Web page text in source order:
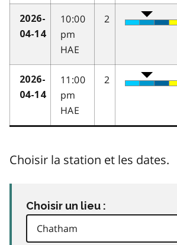
2026-
04-14
10:00
pm
HAE
2
2026-
04-14
11:00
pm
HAE
2
Choisir la station et les dates.
Choisir un lieu :